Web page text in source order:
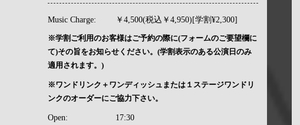
Music Charge: ￥4,500(税込￥4,950)[学割¥2,300]
※学割ご利用のお客様はご予約の際に(フォームのご要望欄に
て)その旨をお知らせください。(学割表示のある公演日のみ
適用されます。)
※ワンドリンク＋ワンディッシュまたは１ステージワンドリ
ンクのオーダーにご協力下さい。
Open: 17:30